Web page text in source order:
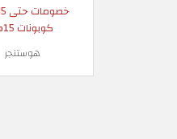
كوبونات 15%
هوستنجر